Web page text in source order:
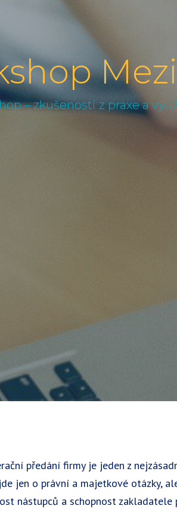
– zkušenosti z praxe a
předání firmy je jeden z
jen o právní a majetkové otázky,
nástupců a schopnost